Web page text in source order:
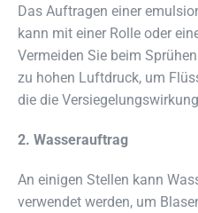
Das Auftragen einer
kann mit einer Rolle oder
Vermeiden Sie beim
zu hohen Luftdruck, um
die die
2. Wasserauftrag
An einigen Stellen kann
verwendet werden, um